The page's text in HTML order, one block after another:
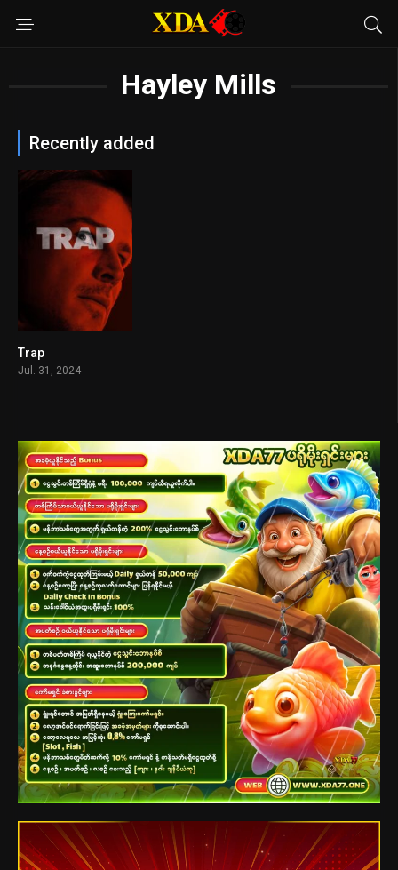
Hayley Mills
Recently added
Trap
Jul. 31, 2024